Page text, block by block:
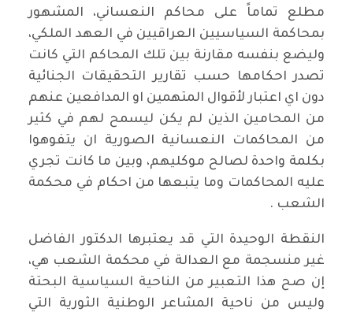
مطلع تماماً على محاكم النعساني، المشهور
بمحاكمة السياسيين العراقيين في العهد الملكي،
وليضع بنفسه مقارنة بين تلك المحاكم التي كانت
تصدر احكامها حسب تقارير التحقيقات الجنائية
دون اي اعتبار لأقوال المتهمين او المدافعين عنهم
من المحامين الذين لم يكن ليسمح لهم في كثير
من المحاكمات النعسانية الصورية ان يتفوهوا
بكلمة واحدة لصالح موكليهم، وبين ما كانت تجري
عليه المحاكمات وما يتبعها من احكام في محكمة
الشعب .
النقطة الوحيدة التي قد يعتبرها الدكتور الفاضل
غير منسجمة مع العدالة في محكمة الشعب هي،
إن صح هذا التعبير من الناحية السياسية البحتة
وليس من ناحية المشاعر الوطنية الثورية التي